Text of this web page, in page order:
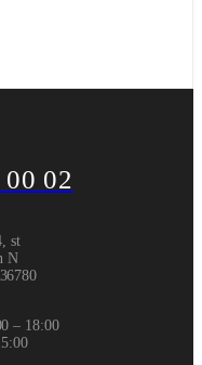
02
st
N
– 18:00